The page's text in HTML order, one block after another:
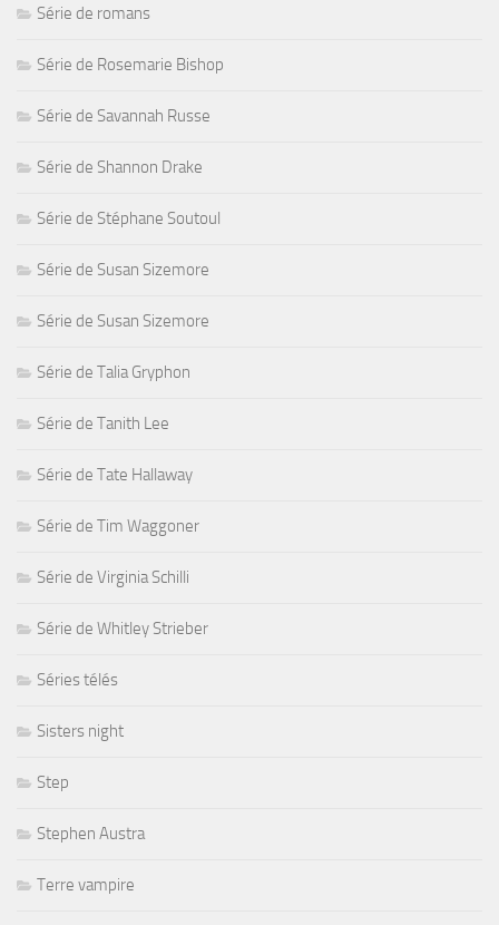
Série de romans
Série de Rosemarie Bishop
Série de Savannah Russe
Série de Shannon Drake
Série de Stéphane Soutoul
Série de Susan Sizemore
Série de Susan Sizemore
Série de Talia Gryphon
Série de Tanith Lee
Série de Tate Hallaway
Série de Tim Waggoner
Série de Virginia Schilli
Série de Whitley Strieber
Séries télés
Sisters night
Step
Stephen Austra
Terre vampire